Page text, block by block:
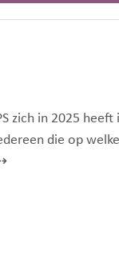
zich in 2025
die op